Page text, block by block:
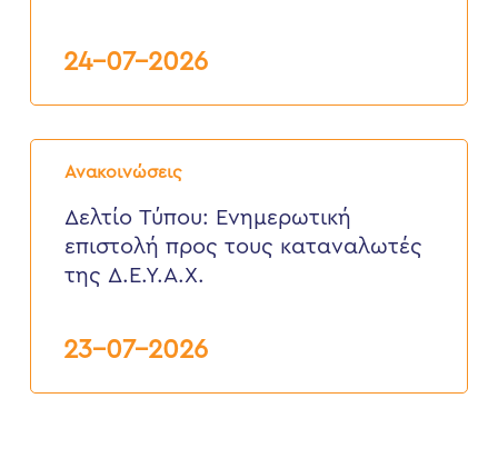
2026
24-07-2026
Ανακοινώσεις
Δελτίο
Τύπου:
επιστολή
προς
τους
καταναλωτές
Δελτίο Τύπου: Eνημερωτική
επιστολή προς τους καταναλωτές
της Δ.Ε.Υ.Α.Χ.
23-07-2026